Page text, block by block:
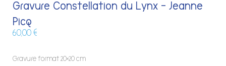
Gravure Constellation du Lynx – Jeanne
Picq
60,00 €
Gravure format 20×20 cm